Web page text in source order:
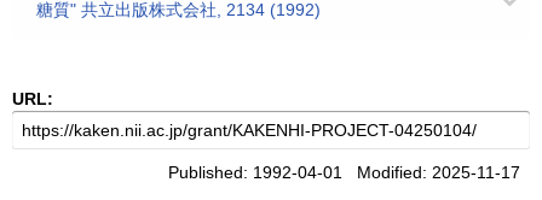
糖質" 共立出版株式会社, 2134 (1992)
URL:
Published: 1992-04-01 Modified: 2025-11-17